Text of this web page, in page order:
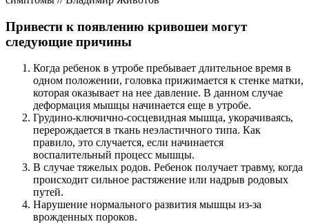
Привести к появлению кривошеи могут
следующие причины
Когда ребенок в утробе пребывает длительное время в
одном положении, головка прижимается к стенке матки,
которая оказывает на нее давление. В данном случае
деформация мышцы начинается еще в утробе.
Грудино-ключично-сосцевидная мышца, укорачиваясь,
перерождается в ткань неэластичного типа. Как
правило, это случается, если начинается
воспалительный процесс мышцы.
В случае тяжелых родов. Ребенок получает травму, когда
происходит сильное растяжение или надрыв родовых
путей.
Нарушение нормального развития мышцы из-за
врожденных пороков.